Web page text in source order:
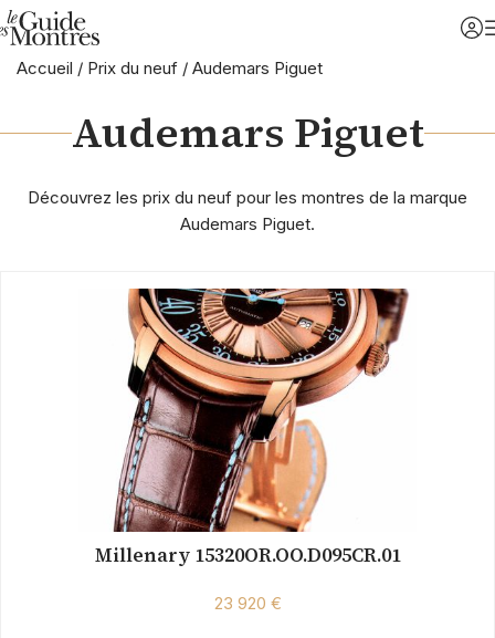
Accueil / Prix du neuf / Audemars Piguet
Audemars Piguet
Découvrez les prix du neuf pour les montres de la marque
Audemars Piguet.
Millenary 15320OR.OO.D095CR.01
23 920 €